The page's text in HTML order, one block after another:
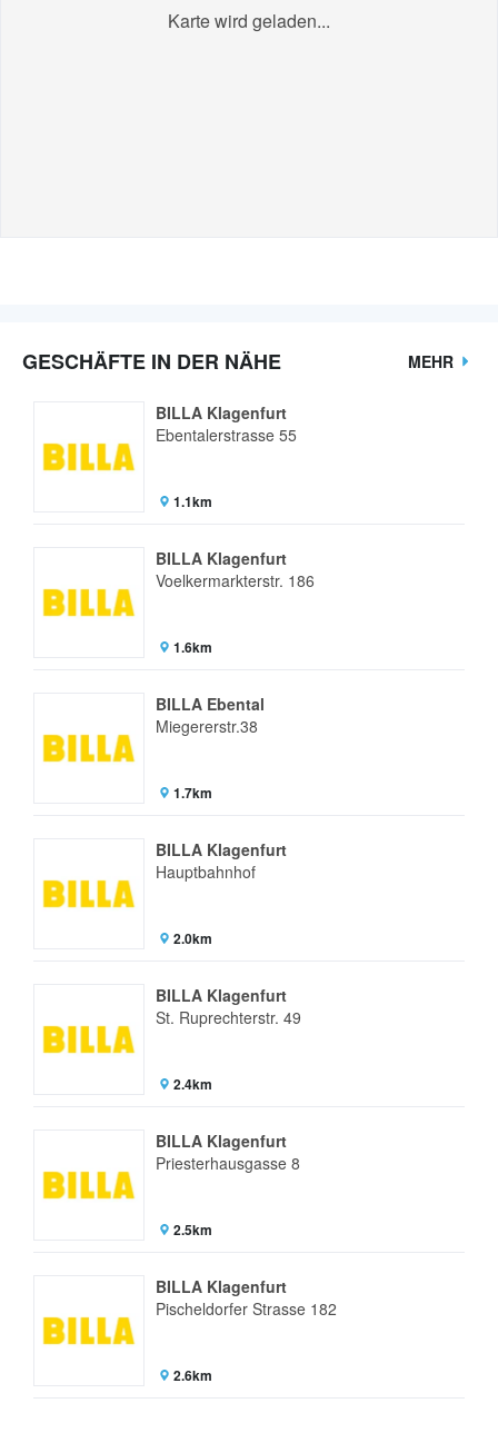
Karte wird geladen...
GESCHÄFTE IN DER NÄHE MEHR
BILLA Klagenfurt
Ebentalerstrasse 55
1.1km
BILLA Klagenfurt
Voelkermarkterstr. 186
1.6km
BILLA Ebental
Miegererstr.38
1.7km
BILLA Klagenfurt
Hauptbahnhof
2.0km
BILLA Klagenfurt
St. Ruprechterstr. 49
2.4km
BILLA Klagenfurt
Priesterhausgasse 8
2.5km
BILLA Klagenfurt
Pischeldorfer Strasse 182
2.6km